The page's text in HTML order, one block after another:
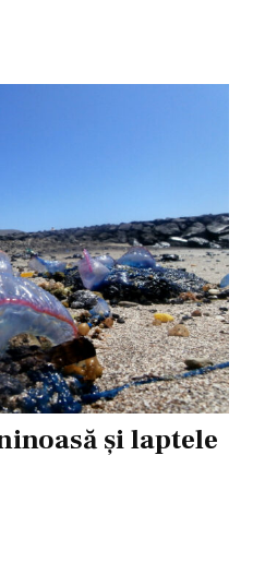
și laptele